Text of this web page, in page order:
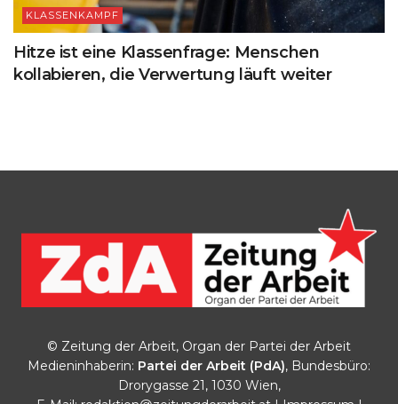
KLASSENKAMPF
Hitze ist eine Klassenfrage: Menschen
kollabieren, die Verwertung läuft weiter
© Zeitung der Arbeit, Organ der Partei der Arbeit
Medieninhaberin: Partei der Arbeit (PdA), Bundesbüro:
Drorygasse 21, 1030 Wien,